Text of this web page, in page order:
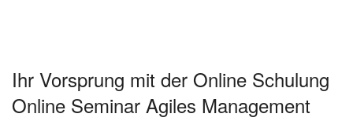
Ihr Vorsprung mit der Online Schulung
Online Seminar Agiles Management